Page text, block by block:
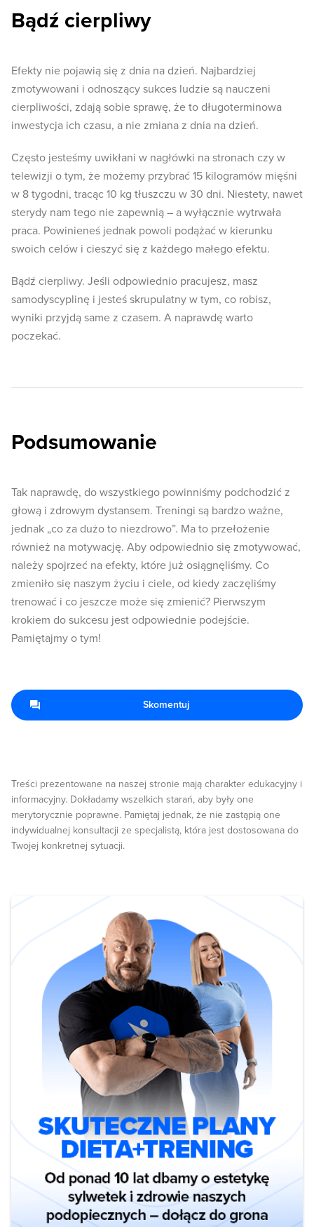
Bądź cierpliwy
Efekty nie pojawią się z dnia na dzień. Najbardziej
zmotywowani i odnoszący sukces ludzie są nauczeni
cierpliwości, zdają sobie sprawę, że to długoterminowa
inwestycja ich czasu, a nie zmiana z dnia na dzień.
Często jesteśmy uwikłani w nagłówki na stronach czy w
telewizji o tym, że możemy przybrać 15 kilogramów mięśni
w 8 tygodni, tracąc 10 kg tłuszczu w 30 dni. Niestety, nawet
sterydy nam tego nie zapewnią – a wyłącznie wytrwała
praca. Powinieneś jednak powoli podążać w kierunku
swoich celów i cieszyć się z każdego małego efektu.
Bądź cierpliwy. Jeśli odpowiednio pracujesz, masz
samodyscyplinę i jesteś skrupulatny w tym, co robisz,
wyniki przyjdą same z czasem. A naprawdę warto
poczekać.
Podsumowanie
Tak naprawdę, do wszystkiego powinniśmy podchodzić z
głową i zdrowym dystansem. Treningi są bardzo ważne,
jednak „co za dużo to niezdrowo”. Ma to przełożenie
również na motywację. Aby odpowiednio się zmotywować,
należy spojrzeć na efekty, które już osiągnęliśmy. Co
zmieniło się naszym życiu i ciele, od kiedy zaczęliśmy
trenować i co jeszcze może się zmienić? Pierwszym
krokiem do sukcesu jest odpowiednie podejście.
Pamiętajmy o tym!
Treści prezentowane na naszej stronie mają charakter edukacyjny i
informacyjny. Dokładamy wszelkich starań, aby były one
merytorycznie poprawne. Pamiętaj jednak, że nie zastąpią one
indywidualnej konsultacji ze specjalistą, która jest dostosowana do
Twojej konkretnej sytuacji.
Skomentuj